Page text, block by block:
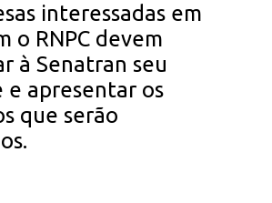
interessadas em
o RNPC devem
à Senatran seu
e apresentar os
que serão